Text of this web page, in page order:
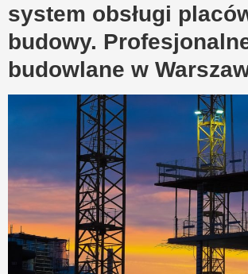
system obsługi
budowy.
budowlane w